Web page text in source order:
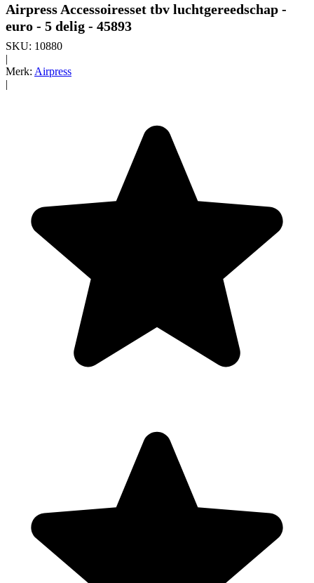
Airpress Accessoiresset tbv luchtgereedschap -
euro - 5 delig - 45893
SKU: 10880
|
Merk: Airpress
|